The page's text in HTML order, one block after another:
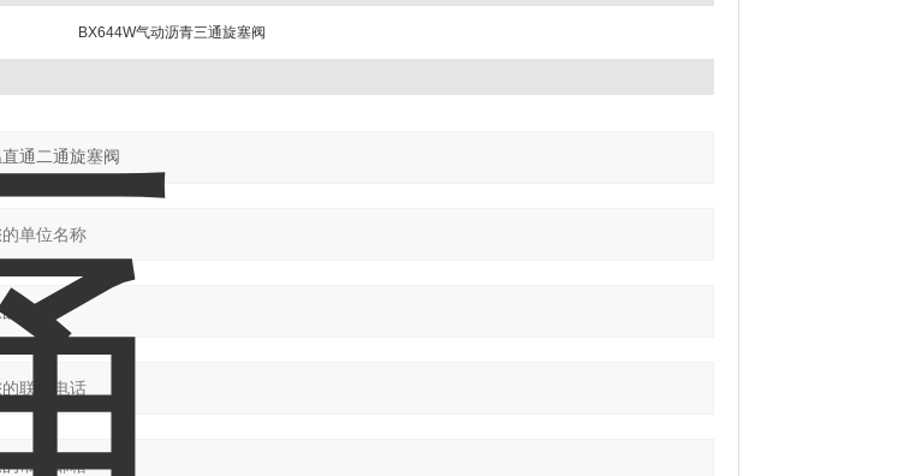
BX644W气动沥青三通旋塞阀